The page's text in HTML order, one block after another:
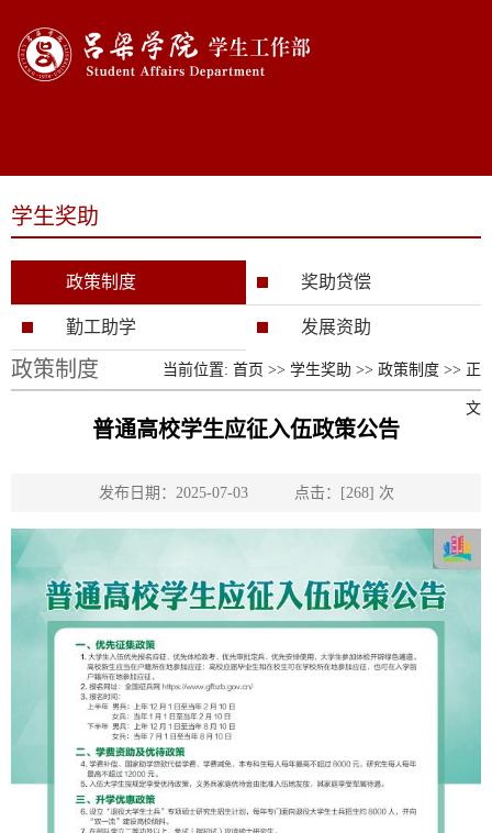
学生奖助
政策制度 奖助贷偿
勤工助学 发展资助
政策制度 当前位置: 首页 >> 学生奖助 >> 政策制度 >> 正
文
普通高校学生应征入伍政策公告
发布日期：2025-07-03 点击：[268] 次